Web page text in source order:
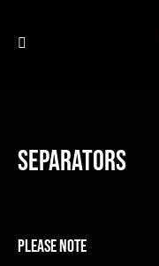
Separators
Please Note